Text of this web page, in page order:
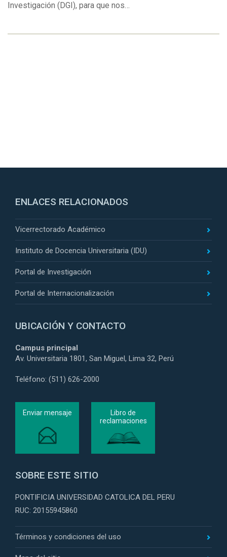
Investigación (DGI), para que nos…
ENLACES RELACIONADOS
Vicerrectorado Académico
Instituto de Docencia Universitaria (IDU)
Portal de Investigación
Portal de Internacionalización
UBICACIÓN Y CONTACTO
Campus principal
Av. Universitaria 1801, San Miguel, Lima 32, Perú
Teléfono: (511) 626-2000
Enviar mensaje
Libro de
reclamaciones
SOBRE ESTE SITIO
PONTIFICIA UNIVERSIDAD CATOLICA DEL PERU
RUC: 20155945860
Términos y condiciones del uso